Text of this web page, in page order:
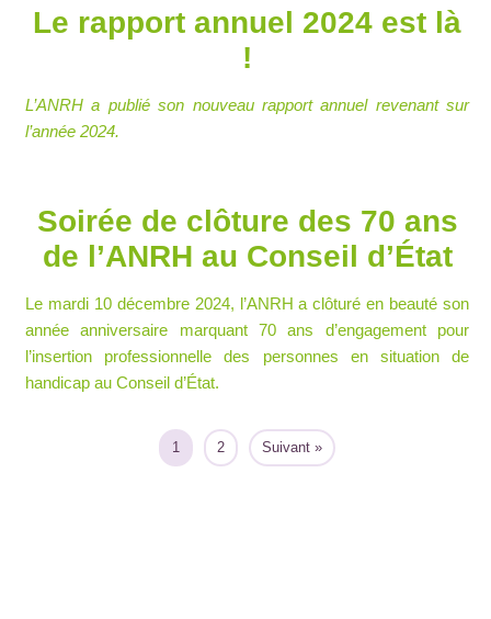
Le rapport annuel 2024 est là
!
L’ANRH a publié son nouveau rapport annuel revenant sur
l’année 2024.
Soirée de clôture des 70 ans
de l’ANRH au Conseil d’État
Le mardi 10 décembre 2024, l’ANRH a clôturé en beauté son
année anniversaire marquant 70 ans d’engagement pour
l’insertion professionnelle des personnes en situation de
handicap au Conseil d’État.
1 2 Suivant »